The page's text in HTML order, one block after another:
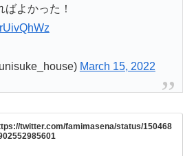
ばよかった！
March 15, 2022
twitter.com/famimasena/status/150468